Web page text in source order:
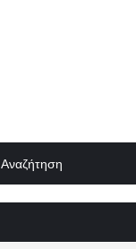
Αναζήτηση